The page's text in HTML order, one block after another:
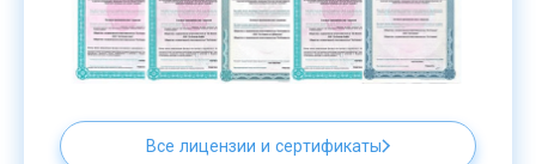
Все лицензии и сертификаты